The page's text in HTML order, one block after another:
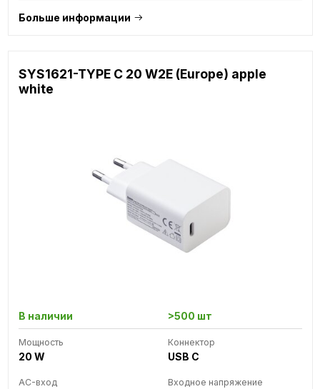
Больше информации
SYS1621-TYPE C 20 W2E (Europe) apple
white
В наличии >500 шт
Мощность
20 W
Коннектор
USB C
AC-вход Входное напряжение